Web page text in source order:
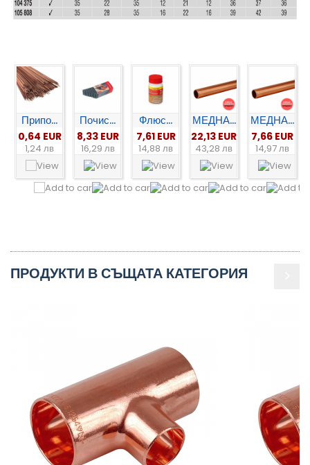
Припо...
0,64 EUR
1,24 лв
Почис...
8,33 EUR
16,29 лв
Флюс...
7,61 EUR
14,88 лв
МЕДНА...
22,13 EUR
43,28 лв
МЕДНА...
7,66 EUR
14,97 лв
ПРОДУКТИ В СЪЩАТА КАТЕГОРИЯ